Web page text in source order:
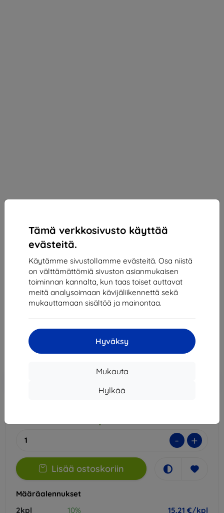
Tämä verkkosivusto käyttää
evästeitä.
Käytämme sivustollamme evästeitä. Osa niistä
on välttämättömiä sivuston asianmukaisen
toiminnan kannalta, kun taas toiset auttavat
meitä analysoimaan kävijäliikennettä sekä
mukauttamaan sisältöä ja mainontaa.
Hyväksy
Mukauta
Hylkää
3mk Silky Matt Privacy Protective film for Xiaomi
13 Pro
Xiaomi 13 Pro
15,21 €
Hinta ilman ALV:tä
Alennus kupongilla
- +
Lisää ostoskoriin
Määräalennukset
2kpl
10% 15,21 €/kpl